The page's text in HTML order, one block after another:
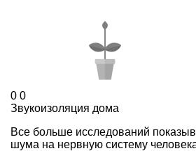
0 0
Звукоизоляция дома
Все больше исследований
шума на нервную систему